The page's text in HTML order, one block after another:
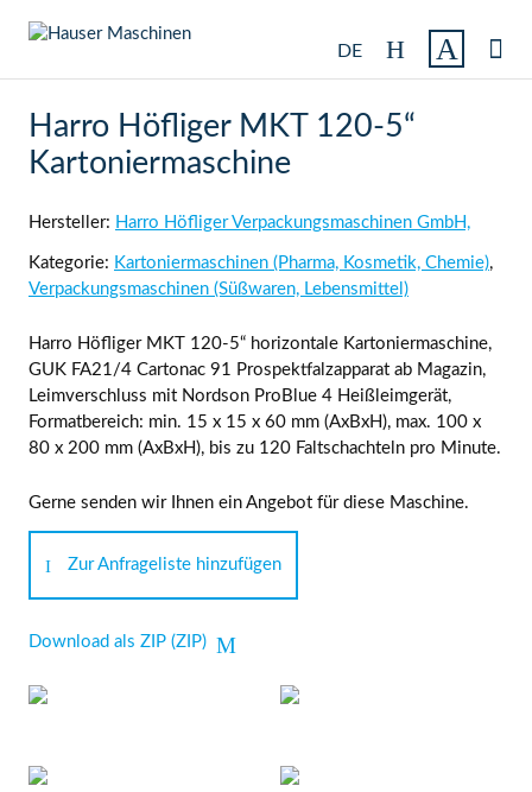
DE 
Harro Höfliger MKT 120-5“
Kartoniermaschine
Hersteller: Harro Höfliger Verpackungsmaschinen GmbH,
Kategorie: Kartoniermaschinen (Pharma, Kosmetik, Chemie),
Verpackungsmaschinen (Süßwaren, Lebensmittel)
Harro Höfliger MKT 120-5“ horizontale Kartoniermaschine,
GUK FA21/4 Cartonac 91 Prospektfalzapparat ab Magazin,
Leimverschluss mit Nordson ProBlue 4 Heißleimgerät,
Formatbereich: min. 15 x 15 x 60 mm (AxBxH), max. 100 x
80 x 200 mm (AxBxH), bis zu 120 Faltschachteln pro Minute.
Gerne senden wir Ihnen ein Angebot für diese Maschine.
Zur Anfrageliste hinzufügen
Download als ZIP (ZIP)